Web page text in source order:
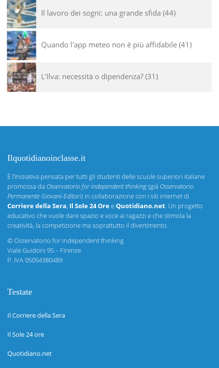
Il lavoro dei sogni: una grande sfida 44
Quando l'app meteo non è più affidabile 41
L’Ilva: necessità o dipendenza? 31
Ilquotidianoinclasse.it
È l’iniziativa pensata per tutti gli studenti delle scuole superiori italiane
promossa da Osservatorio for independent thinking(già Osservatorio
Permanente Giovani-Editori) in collaborazione con i siti internet di
Corriere della Sera, Il Sole 24 OreeQuotidiano.net. Un progetto
educativo che vuole dare spazio e voce ai ragazzi e che stimola la
creatività, la competizione ma soprattutto il divertimento.
©Osservatorio for independent thinking
Viale Guidoni 95 – Firenze
P. IVA 05054380489
Testate
Il Corriere della Sera
Il Sole 24 ore
Quotidiano.net